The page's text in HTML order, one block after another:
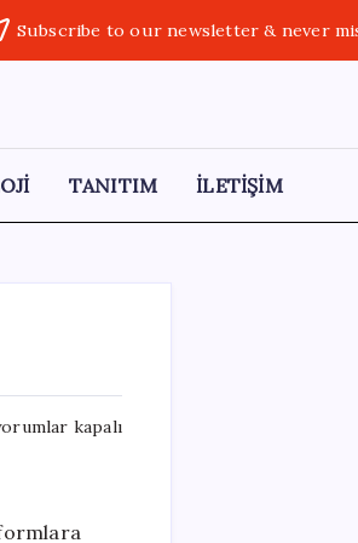
Subscribe to our newsletter & never
TANITIM İLETİŞİM
kapalı